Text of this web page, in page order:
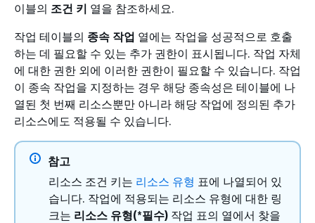
이블의 조건 키 열을 참조하세요.
작업 테이블의 종속 작업 열에는 작업을 성공적으로 호출
하는 데 필요할 수 있는 추가 권한이 표시됩니다. 작업 자체
에 대한 권한 외에 이러한 권한이 필요할 수 있습니다. 작업
이 종속 작업을 지정하는 경우 해당 종속성은 테이블에 나
열된 첫 번째 리소스뿐만 아니라 해당 작업에 정의된 추가
리소스에도 적용될 수 있습니다.
참고
리소스 조건 키는 리소스 유형 표에 나열되어 있
습니다. 작업에 적용되는 리소스 유형에 대한 링
크는 리소스 유형(*필수) 작업 표의 열에서 찾을